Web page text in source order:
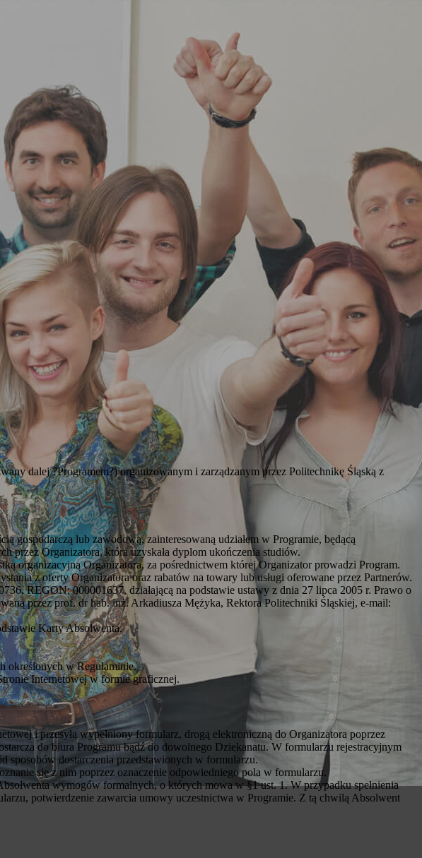
dalej ?Programem?) organizowanym i zarządzanym przez Politechnikę Śląską z
gospodarczą lub zawodową, zainteresowaną udziałem w Programie, będącą
przez Organizatora, która uzyskała dyplom ukończenia studiów.
organizacyjną Organizatora, za pośrednictwem której Organizator prowadzi Program.
z oferty Organizatora oraz rabatów na towary lub usługi oferowane przez Partnerów.
REGON: 000001637, działającą na podstawie ustawy z dnia 27 lipca 2005 r. Prawo o
przez prof. dr hab. inż. Arkadiusza Mężyka, Rektora Politechniki Śląskiej, e-mail:
Karty Absolwenta.
określonych w Regulaminie.
Internetowej w formie graficznej.
i przesyła wypełniony formularz, drogą elektroniczną do Organizatora poprzez
do biura Programu bądź do dowolnego Dziekanatu. W formularzu rejestracyjnym
sposobów dostarczenia przedstawionych w formularzu.
się z nim poprzez oznaczenie odpowiedniego pola w formularzu.
wymogów formalnych, o których mowa w §1 ust. 1. W przypadku spełnienia
potwierdzenie zawarcia umowy uczestnictwa w Programie. Z tą chwilą Absolwent